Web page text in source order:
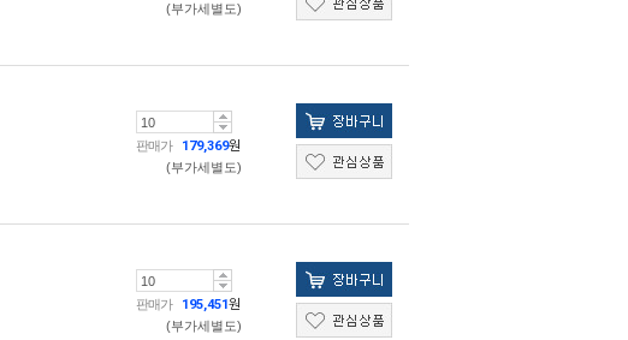
(부가세별도)
판매가 179,369원
(부가세별도)
판매가 195,451원
(부가세별도)